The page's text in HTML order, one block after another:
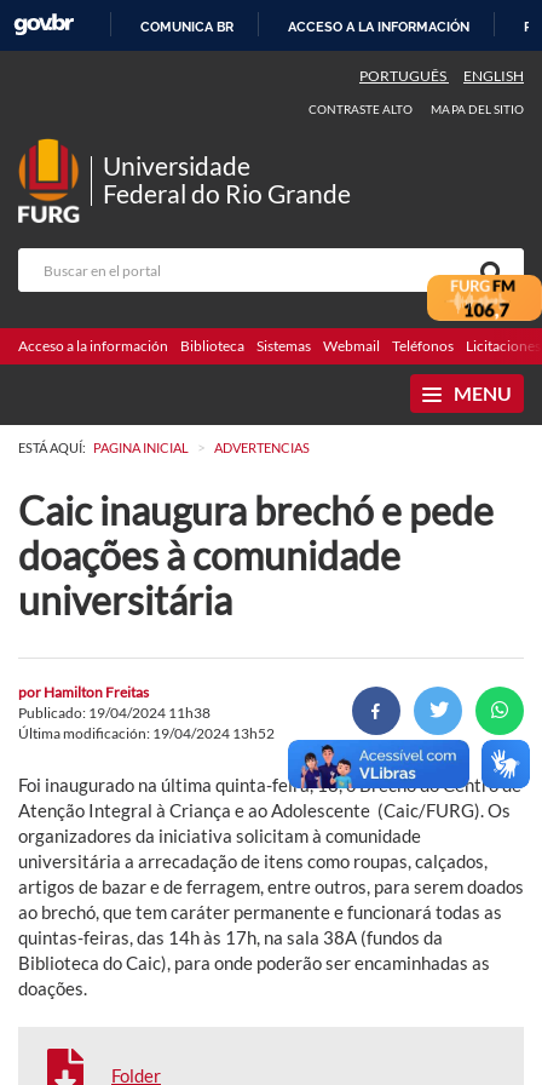
CONTENIDO
COMUNICA BR ACCESO A LA INFORMACIÓN
PORTUGUÊS ENGLISH
CONTRASTE ALTO MAPA DEL SITIO
Universidade
Federal do Rio Grande
Acceso a la información Biblioteca Sistemas Webmail Teléfonos Licitaciones
MENU
ESTÁ AQUÍ: PAGINA INICIAL > ADVERTENCIAS
Caic inaugura brechó e pede
doações à comunidade
universitária
por Hamilton Freitas
Publicado: 19/04/2024 11h38
Última modificación: 19/04/2024 13h52
Foi inaugurado na última quinta-feira, 18, o Brechó do Centro de
Atenção Integral à Criança e ao Adolescente (Caic/FURG). Os
organizadores da iniciativa solicitam à comunidade
universitária a arrecadação de itens como roupas, calçados,
artigos de bazar e de ferragem, entre outros, para serem doados
ao brechó, que tem caráter permanente e funcionará todas as
quintas-feiras, das 14h às 17h, na sala 38A (fundos da
Biblioteca do Caic), para onde poderão ser encaminhadas as
doações.
Folder